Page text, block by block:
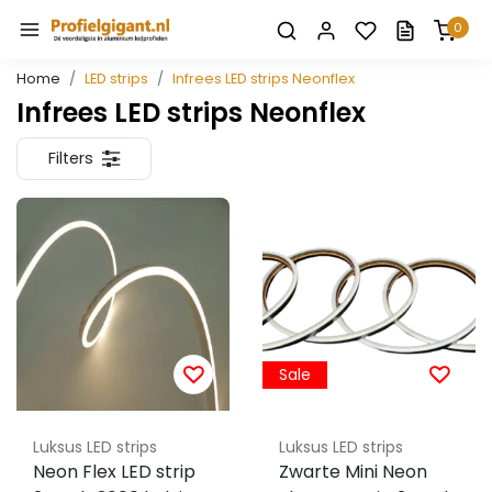
0
Home LED strips Infrees LED strips Neonflex
Infrees LED strips Neonflex
Filters
Luksus LED strips
Neon Flex LED strip
Sale
Luksus LED strips
Zwarte Mini Neon